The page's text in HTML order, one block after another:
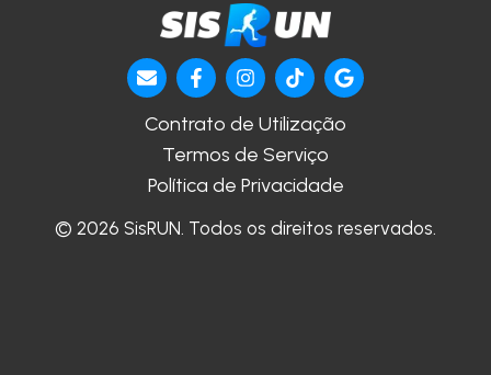
Contrato de Utilização
Termos de Serviço
Política de Privacidade
© 2026 SisRUN. Todos os direitos reservados.